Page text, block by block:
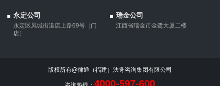
永定公司
永定区凤城街道店上路69号（门
店）
瑞金公司
江西省瑞金市金鹭大厦二楼
版权所有@律通（福建）法务咨询集团有限公司
4000-597-600